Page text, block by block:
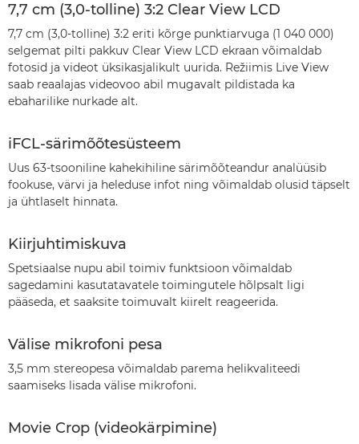
7,7 cm (3,0-tolline) 3:2 Clear View LCD
7,7 cm (3,0-tolline) 3:2 eriti kõrge punktiarvuga (1 040 000)
selgemat pilti pakkuv Clear View LCD ekraan võimaldab
fotosid ja videot üksikasjalikult uurida. Režiimis Live View
saab reaalajas videovoo abil mugavalt pildistada ka
ebaharilike nurkade alt.
iFCL-särimõõtesüsteem
Uus 63-tsooniline kahekihiline särimõõteandur analüüsib
fookuse, värvi ja heleduse infot ning võimaldab olusid täpselt
ja ühtlaselt hinnata.
Kiirjuhtimiskuva
Spetsiaalse nupu abil toimiv funktsioon võimaldab
sagedamini kasutatavatele toimingutele hõlpsalt ligi
pääseda, et saaksite toimuvalt kiirelt reageerida.
Välise mikrofoni pesa
3,5 mm stereopesa võimaldab parema helikvaliteedi
saamiseks lisada välise mikrofoni.
Movie Crop (videokärpimine)